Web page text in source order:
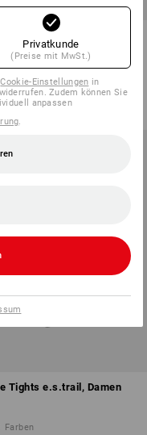
Damen 5-Pocket-
Chino
Farben
47,88 €
ab 10 Stück
Tights e.s.trail, Damen
Farben
Privatkunde
(Preise mit MwSt.)
Cookie-Einstellungen in
Zudem können Sie
anpassen
.